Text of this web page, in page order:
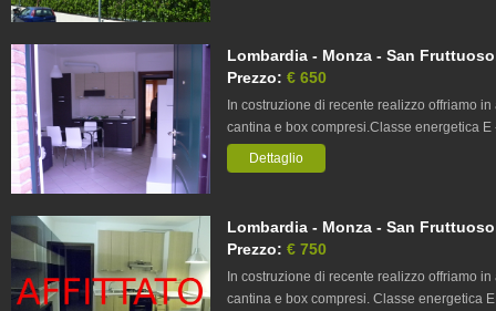
Lombardia - Monza - San
Prezzo: € 650
In costruzione di recente realizzo offriamo
cantina e box compresi.Classe energetica E
Dettaglio
Lombardia - Monza - San
Prezzo: € 750
In costruzione di recente realizzo offriamo
cantina e box compresi. Classe energetica